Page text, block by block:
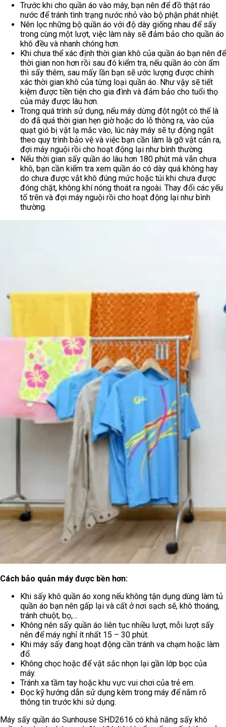
Trước khi cho quần áo vào máy, bạn nên để đồ thật ráo
nước để tránh tình trạng nước nhỏ vào bộ phận phát nhiệt.
Nên lọc những bộ quần áo với độ dày giống nhau để sấy
trong cùng một lượt, việc làm này sẽ đảm bảo cho quần áo
khô đều và nhanh chóng hơn.
Khi chưa thể xác định thời gian khô của quần áo bạn nên để
thời gian non hơn rồi sau đó kiểm tra, nếu quần áo còn ẩm
thì sấy thêm, sau mấy lần bạn sẽ ước lượng được chính
xác thời gian khô của từng loại quần áo. Như vậy sẽ tiết
kiệm được tiền tiện cho gia đình và đảm bảo cho tuổi thọ
của máy được lâu hơn.
Trong quá trình sử dụng, nếu máy dừng đột ngột có thể là
do đã quá thời gian hẹn giờ hoặc do lỗ thông ra, vào của
quạt gió bị vật lạ mắc vào, lúc này máy sẽ tự động ngắt
theo quy trình bảo vệ và việc bạn cần làm là gỡ vật cản ra,
đợi máy nguội rồi cho hoạt động lại như bình thường.
Nếu thời gian sấy quần áo lâu hơn 180 phút mà vẫn chưa
khô, bạn cần kiểm tra xem quần áo có dày quá không hay
do chưa được vắt khô đúng mức hoặc túi khi chưa được
đóng chặt, không khí nóng thoát ra ngoài. Thay đổi các yếu
tố trên và đợi máy nguội rồi cho hoạt động lại như bình
thường.
Cách bảo quản máy được bền hơn:
Khi sấy khô quần áo xong nếu không tận dụng dùng làm tủ
quần áo bạn nên gấp lại và cất ở nơi sạch sẽ, khô thoáng,
tránh chuột, bọ,…
Không nên sấy quần áo liên tục nhiều lượt, mỗi lượt sấy
nên để máy nghỉ ít nhất 15 – 30 phút.
Khi máy sấy đang hoạt động cần tránh va chạm hoặc làm
đổ.
Không chọc hoặc để vật sắc nhọn lại gần lớp bọc của
máy.
Tránh xa tầm tay hoặc khu vực vui chơi của trẻ em.
Đọc kỹ hướng dẫn sử dụng kèm trong máy để nắm rõ
thông tin trước khi sử dụng.
Máy sấy quần áo Sunhouse SHD2616 có khả năng sấy khô